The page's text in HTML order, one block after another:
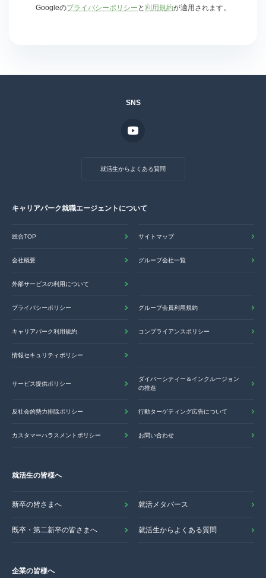
Googleのプライバシーポリシー と 利用規約が適用されます。
SNS
就活生からよくある質問
キャリアパーク就職エージェントについて
総合TOP サイトマップ
会社概要 グループ会社一覧
外部サービスの利用について
プライバシーポリシー グループ会員利用規約
キャリアパーク利用規約 コンプライアンスポリシー
情報セキュリティポリシー
サービス提供ポリシー
ダイバーシティー＆インクルージョン
の推進
反社会的勢力排除ポリシー 行動ターゲティング広告について
カスタマーハラスメントポリシー お問い合わせ
就活生の皆様へ
新卒の皆さまへ 就活メタバース
既卒・第二新卒の皆さまへ 就活生からよくある質問
企業の皆様へ